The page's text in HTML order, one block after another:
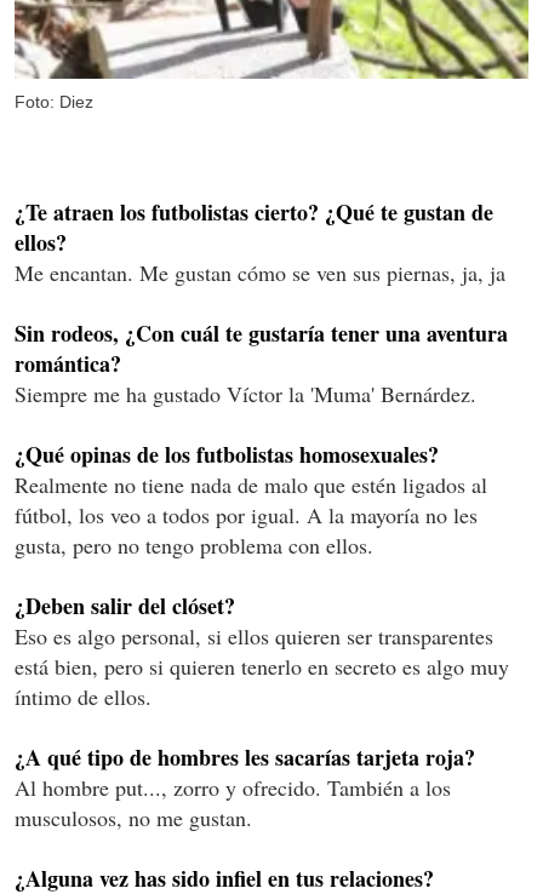
Foto: Diez
¿Te atraen los futbolistas cierto? ¿Qué te gustan de
ellos?
Me encantan. Me gustan cómo se ven sus piernas, ja, ja
Sin rodeos, ¿Con cuál te gustaría tener una aventura
romántica?
Siempre me ha gustado Víctor la 'Muma' Bernárdez.
¿Qué opinas de los futbolistas homosexuales?
Realmente no tiene nada de malo que estén ligados al
fútbol, los veo a todos por igual. A la mayoría no les
gusta, pero no tengo problema con ellos.
¿Deben salir del clóset?
Eso es algo personal, si ellos quieren ser transparentes
está bien, pero si quieren tenerlo en secreto es algo muy
íntimo de ellos.
¿A qué tipo de hombres les sacarías tarjeta roja?
Al hombre put..., zorro y ofrecido. También a los
musculosos, no me gustan.
¿Alguna vez has sido infiel en tus relaciones?